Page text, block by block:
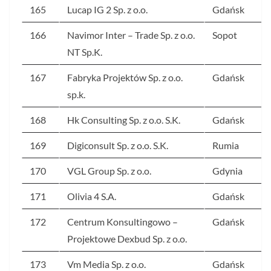
165 Lucap IG 2 Sp. z o.o. Gdańsk
166
Navimor Inter – Trade Sp. z o.o.
NT Sp.K.
Sopot
167
Fabryka Projektów Sp. z o.o.
sp.k.
Gdańsk
168 Hk Consulting Sp. z o.o. S.K. Gdańsk
169 Digiconsult Sp. z o.o. S.K. Rumia
170 VGL Group Sp. z o.o. Gdynia
171 Olivia 4 S.A. Gdańsk
172
Centrum Konsultingowo –
Projektowe Dexbud Sp. z o.o.
Gdańsk
173 Vm Media Sp. z o.o. Gdańsk